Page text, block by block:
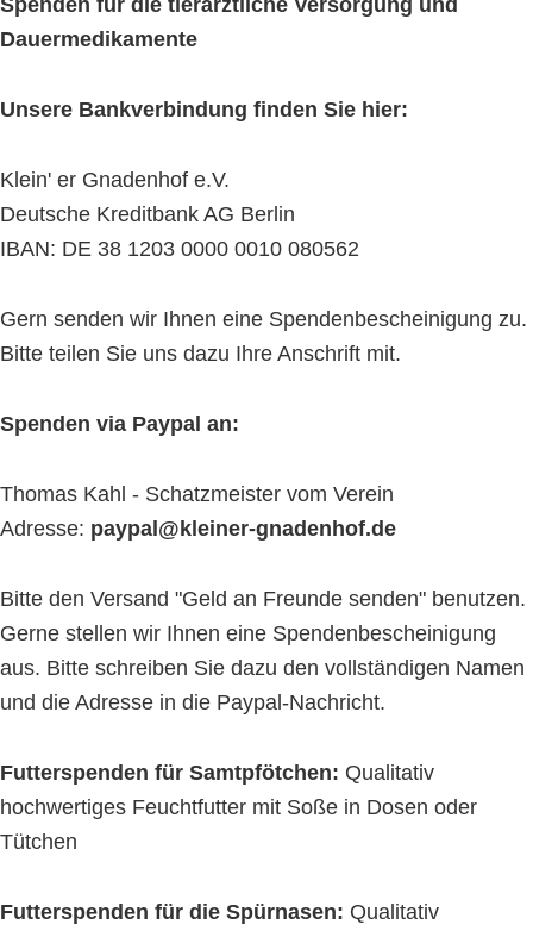
Spenden für die tierärztliche Versorgung und
Dauermedikamente
Unsere Bankverbindung finden Sie hier:
Klein' er Gnadenhof e.V.
Deutsche Kreditbank AG Berlin
IBAN: DE 38 1203 0000 0010 080562
Gern senden wir Ihnen eine Spendenbescheinigung zu.
Bitte teilen Sie uns dazu Ihre Anschrift mit.
Spenden via Paypal an:
Thomas Kahl - Schatzmeister vom Verein
Adresse: paypal@kleiner-gnadenhof.de
Bitte den Versand "Geld an Freunde senden" benutzen.
Gerne stellen wir Ihnen eine Spendenbescheinigung
aus. Bitte schreiben Sie dazu den vollständigen Namen
und die Adresse in die Paypal-Nachricht.
Futterspenden für Samtpfötchen: Qualitativ
hochwertiges Feuchtfutter mit Soße in Dosen oder
Tütchen
Futterspenden für die Spürnasen: Qualitativ